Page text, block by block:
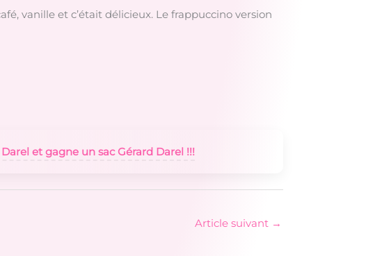
vanille et c’était délicieux. Le frappuccino version
et gagne un sac Gérard Darel !!!
Article suivant →